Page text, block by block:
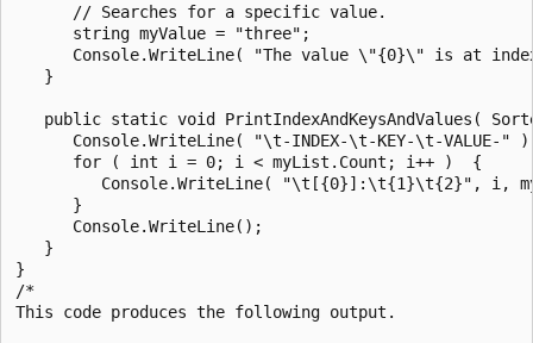
      // Searches for a specific value.
      string myValue = "three";
Console.WriteLine( "The value \"{0}\" is at
   }
public static void PrintIndexAndKeysAndValues(
Console.WriteLine( "\t-INDEX-\t-KEY-\t-VALUE-"
      for ( int i = 0; i < myList.Count; i++ )  {
Console.WriteLine( "\t[{0}]:\t{1}\t{2}", i,
      }
      Console.WriteLine();
   }
}
/*
This code produces the following output.